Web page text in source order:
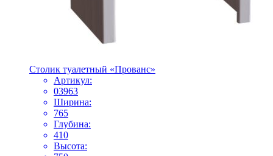
Столик туалетный «Прованс»
Артикул:
03963
Ширина:
765
Глубина:
410
Высота: